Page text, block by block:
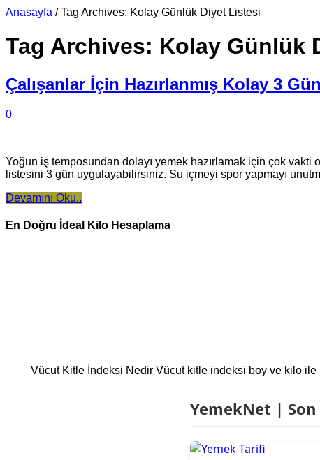
Anasayfa / Tag Archives: Kolay Günlük Diyet Listesi
Tag Archives: Kolay Günlük
Çalışanlar İçin Hazırlanmış Kolay 3
0
Yoğun iş temposundan dolayı yemek hazırlamak için çok
listesini 3 gün uygulayabilirsiniz. Su içmeyi spor yapmayı
Devamını Oku..
En Doğru İdeal Kilo Hesaplama
Vücut Kitle İndeksi Nedir Vücut kitle indeksi boy ve kilo
YemekNet |